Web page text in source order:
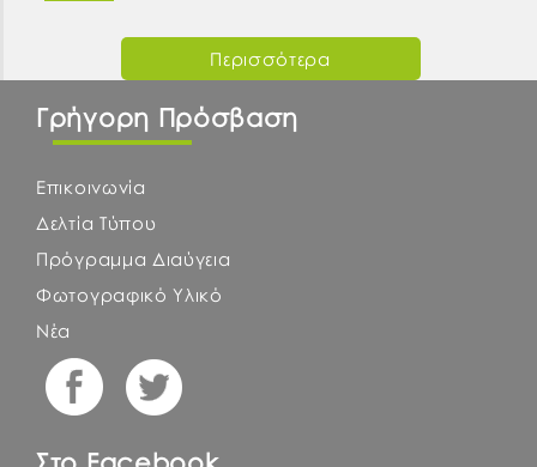
Περισσότερα
Γρήγορη Πρόσβαση
Επικοινωνία
Δελτία Τύπου
Πρόγραμμα Διαύγεια
Φωτογραφικό Υλικό
Νέα